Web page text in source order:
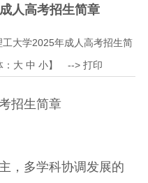
人高考招生简章
大学2025年成人高考招生简
大 中 小】 --> 打印
招生简章
，多学科协调发展的